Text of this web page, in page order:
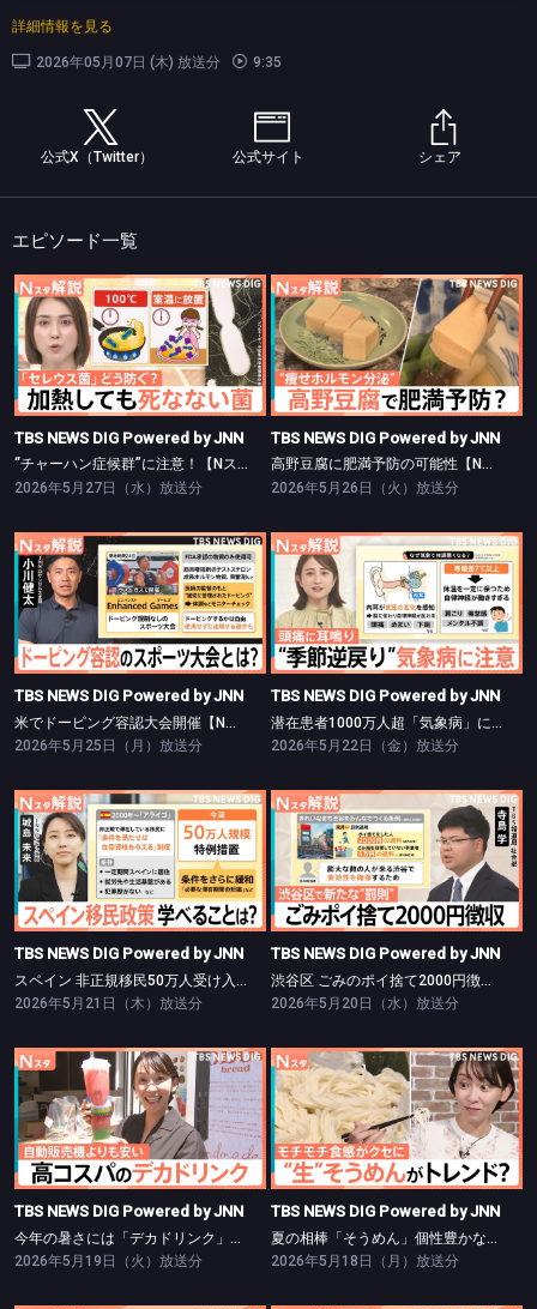
詳細情報を見る
2026年05月07日 (木) 放送分 9:35
公式X（Twitter） 公式サイト シェア
エピソード一覧
TBS NEWS DIG Powered by JNN
“チャーハン症候群”に注意！【Nスタ】
TBS NEWS DIG Powered by JNN
“チャーハン症候群”に注意！【Nスタ】
2026年5月27日（水）放送分
TBS NEWS DIG Powered by JNN
高野豆腐に肥満予防の可能性【Nスタ】
TBS NEWS DIG Powered by JNN
高野豆腐に肥満予防の可能性【Nスタ】
2026年5月26日（火）放送分
TBS NEWS DIG Powered by JNN
米でドーピング容認大会開催【Nスタ】
TBS NEWS DIG Powered by JNN
米でドーピング容認大会開催【Nスタ】
2026年5月25日（月）放送分
TBS NEWS DIG Powered by JNN
潜在患者1000万人超「気象病」に注意【Nスタ】
TBS NEWS DIG Powered by JNN
潜在患者1000万人超「気象病」に注意【Nスタ】
2026年5月22日（金）放送分
TBS NEWS DIG Powered by JNN
スペイン 非正規移民50万人受け入れ【Nスタ】
TBS NEWS DIG Powered by JNN
スペイン 非正規移民50万人受け入れ【Nスタ】
2026年5月21日（木）放送分
TBS NEWS DIG Powered by JNN
TBS NEWS DIG Powered by JNN
渋谷区 ごみのポイ捨て2000円徴収【Nスタ】
2026年5月20日（水）放送分
TBS NEWS DIG Powered by JNN
今年の暑さには「デカドリンク」に注目【Nスタ】
TBS NEWS DIG Powered by JNN
今年の暑さには「デカドリンク」に注目【Nスタ】
2026年5月19日（火）放送分
TBS NEWS DIG Powered by JNN
夏の相棒「そうめん」個性豊かなアレンジ術【Nスタ】
TBS NEWS DIG Powered by JNN
夏の相棒「そうめん」個性豊かなアレンジ術【Nスタ】
2026年5月18日（月）放送分